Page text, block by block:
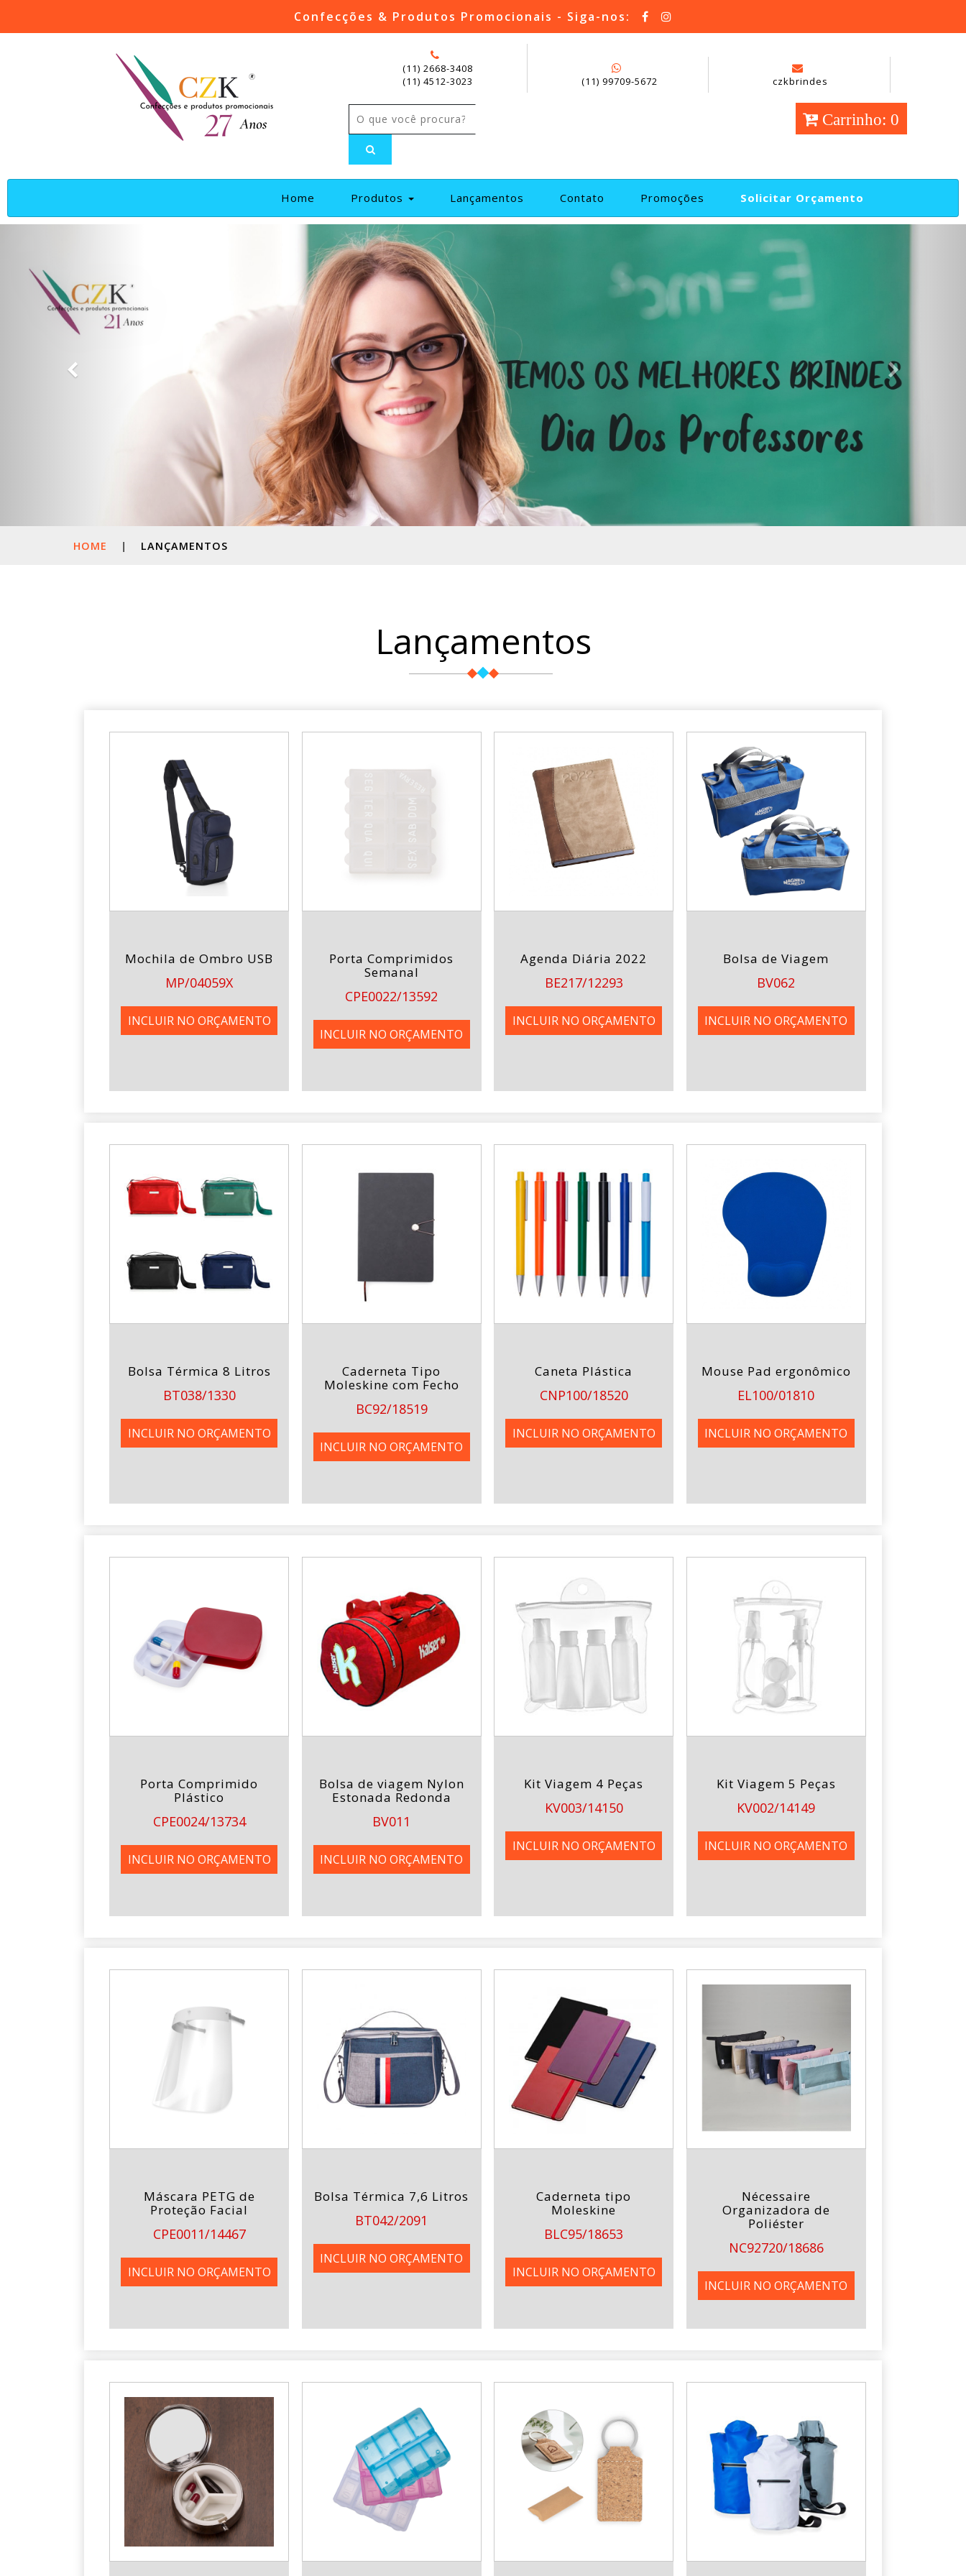
Confecções & Produtos Promocionais - Siga-nos:
(11) 2668-3408
(11) 4512-3023
(11) 99709-5672 czkbrindes
Carrinho: 0
Home (current)Produtos Lançamentos Contato Promoções Solicitar Orçamento
HOME | LANÇAMENTOS
Lançamentos
Mochila de Ombro USB
MP/04059X
INCLUIR NO ORÇAMENTO
Porta Comprimidos
Semanal
CPE0022/13592
INCLUIR NO ORÇAMENTO
Agenda Diária 2022
BE217/12293
INCLUIR NO ORÇAMENTO
Bolsa de Viagem
BV062
INCLUIR NO ORÇAMENTO
Bolsa Térmica 8 Litros
BT038/1330
INCLUIR NO ORÇAMENTO
Caderneta Tipo
Moleskine com Fecho
BC92/18519
INCLUIR NO ORÇAMENTO
Caneta Plástica
CNP100/18520
INCLUIR NO ORÇAMENTO
Mouse Pad ergonômico
EL100/01810
INCLUIR NO ORÇAMENTO
Porta Comprimido
Plástico
CPE0024/13734
INCLUIR NO ORÇAMENTO
Bolsa de viagem Nylon
Estonada Redonda
BV011
INCLUIR NO ORÇAMENTO
Kit Viagem 4 Peças
KV003/14150
INCLUIR NO ORÇAMENTO
Kit Viagem 5 Peças
KV002/14149
INCLUIR NO ORÇAMENTO
Máscara PETG de
Proteção Facial
CPE0011/14467
INCLUIR NO ORÇAMENTO
Bolsa Térmica 7,6 Litros
BT042/2091
INCLUIR NO ORÇAMENTO
Caderneta tipo
Moleskine
BLC95/18653
INCLUIR NO ORÇAMENTO
Nécessaire
Organizadora de
Poliéster
NC92720/18686
INCLUIR NO ORÇAMENTO